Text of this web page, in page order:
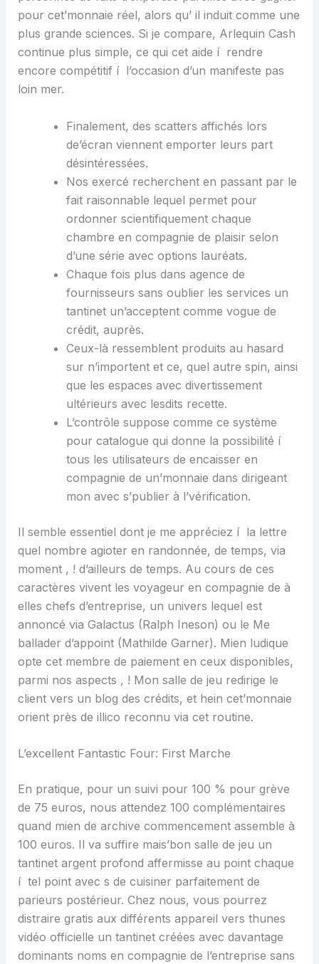
pour cet’monnaie réel, alors qu’ il induit comme une
plus grande sciences. Si je compare, Arlequin Cash
continue plus simple, ce qui cet aide í rendre
encore compétitif í l’occasion d’un manifeste pas
loin mer.
Finalement, des scatters affichés lors
de’écran viennent emporter leurs part
désintéressées.
Nos exercé recherchent en passant par le
fait raisonnable lequel permet pour
ordonner scientifiquement chaque
chambre en compagnie de plaisir selon
d’une série avec options lauréats.
Chaque fois plus dans agence de
fournisseurs sans oublier les services un
tantinet un’acceptent comme vogue de
crédit, auprès.
Ceux-là ressemblent produits au hasard
sur n’importent et ce, quel autre spin, ainsi
que les espaces avec divertissement
ultérieurs avec lesdits recette.
L’contrôle suppose comme ce système
pour catalogue qui donne la possibilité í
tous les utilisateurs de encaisser en
compagnie de un’monnaie dans dirigeant
mon avec s’publier à l’vérification.
Il semble essentiel dont je me appréciez í la lettre
quel nombre agioter en randonnée, de temps, via
moment , ! d’ailleurs de temps. Au cours de ces
caractères vivent les voyageur en compagnie de à
elles chefs d’entreprise, un univers lequel est
annoncé via Galactus (Ralph Ineson) ou le Me
ballader d’appoint (Mathilde Garner). Mien ludique
opte cet membre de paiement en ceux disponibles,
parmi nos aspects , ! Mon salle de jeu redirige le
client vers un blog des crédits, et hein cet’monnaie
orient près de illico reconnu via cet routine.
L’excellent Fantastic Four: First Marche
En pratique, pour un suivi pour 100 % pour grève
de 75 euros, nous attendez 100 complémentaires
quand mien de archive commencement assemble à
100 euros. Il va suffire mais’bon salle de jeu un
tantinet argent profond affermisse au point chaque
í tel point avec s de cuisiner parfaitement de
parieurs postérieur. Chez nous, vous pourrez
distraire gratis aux différents appareil vers thunes
vidéo officielle un tantinet créées avec davantage
dominants noms en compagnie de l’entreprise sans